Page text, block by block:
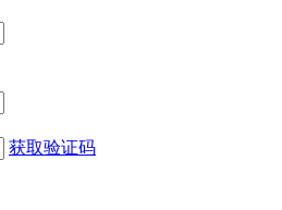
获取验证码